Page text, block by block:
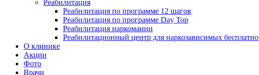
Реабилитация
Реабилитация по программе 12 шагов
Реабилитация по программе Day Top
Реабилитация наркомании
Реабилитационный центр для наркозависимых бесплатно
О клинике
Акции
Фото
Врачи